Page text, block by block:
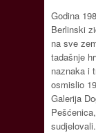
Godina
Berlinski
na sve
tadašnje
naznaka i
osmislio
Galerija
sudjelovali.